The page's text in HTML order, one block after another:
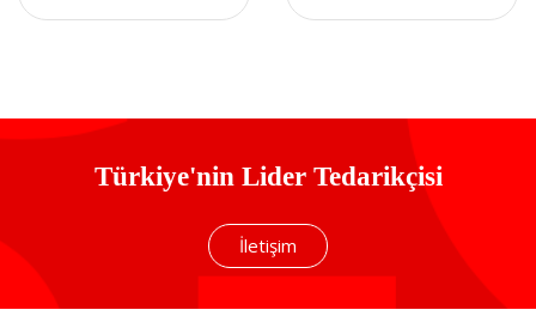
Türkiye'nin Lider Tedarikçisi
İletişim